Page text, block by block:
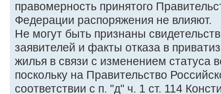
правомерность принятого
Федерации распоряжения не влияют.
Не могут быть признаны
заявителей и факты отказа в
жилья в связи с изменением статуса
поскольку на Правительство
соответствии с п. "д" ч. 1 ст. 114